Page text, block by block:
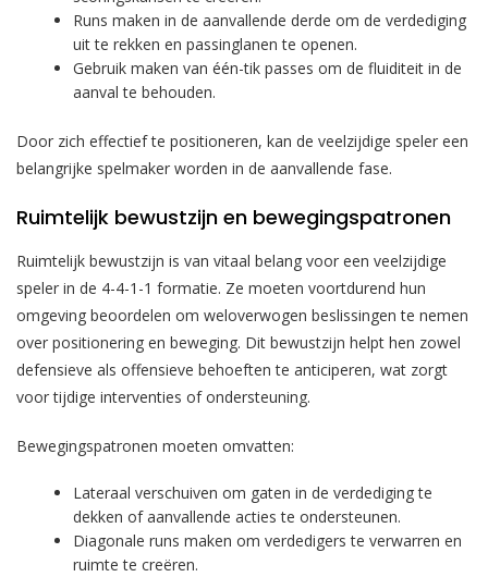
Runs maken in de aanvallende derde om de verdediging
uit te rekken en passinglanen te openen.
Gebruik maken van één-tik passes om de fluiditeit in de
aanval te behouden.
Door zich effectief te positioneren, kan de veelzijdige speler een
belangrijke spelmaker worden in de aanvallende fase.
Ruimtelijk bewustzijn en bewegingspatronen
Ruimtelijk bewustzijn is van vitaal belang voor een veelzijdige
speler in de 4-4-1-1 formatie. Ze moeten voortdurend hun
omgeving beoordelen om weloverwogen beslissingen te nemen
over positionering en beweging. Dit bewustzijn helpt hen zowel
defensieve als offensieve behoeften te anticiperen, wat zorgt
voor tijdige interventies of ondersteuning.
Bewegingspatronen moeten omvatten:
Lateraal verschuiven om gaten in de verdediging te
dekken of aanvallende acties te ondersteunen.
Diagonale runs maken om verdedigers te verwarren en
ruimte te creëren.